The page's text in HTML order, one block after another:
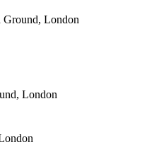
London
London